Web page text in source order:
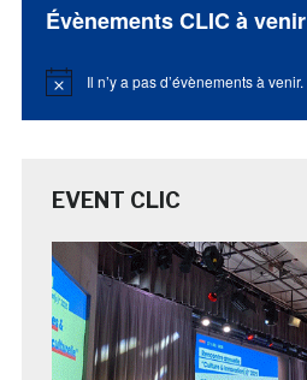
Évènements CLIC à venir
Notice Il n’y a pas d’évènements à venir.
EVENT CLIC